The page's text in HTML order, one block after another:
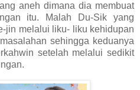
aneh dimana dia membuat
itu. Malah Du-Sik yang
jin melalui liku- liku kehidupan
sehingga keduanya
setelah melalui sedikit